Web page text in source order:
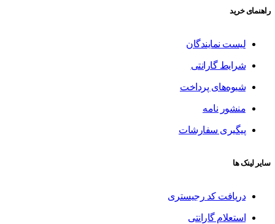
راهنمای خرید
لیست نمایندگان
شرایط گارانتی
شیوه‌های پرداخت
منشور نامه
پیگیری سفارشات
سایر لینک ها
دریافت کد رجیستری
استعلام گارانتی